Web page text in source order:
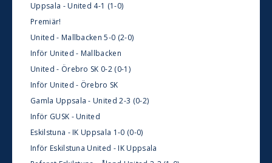
Uppsala - United 4-1 (1-0)
Premiär!
United - Mallbacken 5-0 (2-0)
Inför United - Mallbacken
United - Örebro SK 0-2 (0-1)
Inför United - Örebro SK
Gamla Uppsala - United 2-3 (0-2)
Inför GUSK - United
Eskilstuna - IK Uppsala 1-0 (0-0)
Inför Eskilstuna United - IK Uppsala